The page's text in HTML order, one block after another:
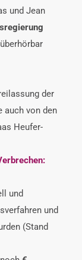
und Jean
der
auch von den
Heufer-
und
und
(Stand